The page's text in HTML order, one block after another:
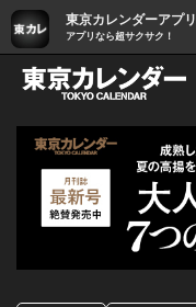
東京カレンダーアプリ
アプリなら超サクサク！